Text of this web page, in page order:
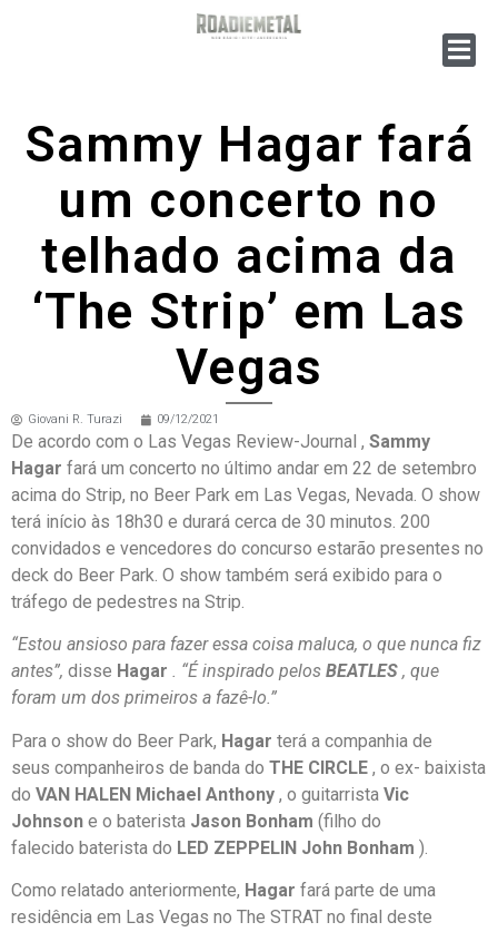
Sammy Hagar fará
um concerto no
telhado acima da
‘The Strip’ em Las
Vegas
Giovani R. Turazi 09/12/2021
De acordo com o Las Vegas Review-Journal , Sammy
Hagar fará um concerto no último andar em 22 de setembro
acima do Strip, no Beer Park em Las Vegas, Nevada. O show
terá início às 18h30 e durará cerca de 30 minutos. 200
convidados e vencedores do concurso estarão presentes no
deck do Beer Park. O show também será exibido para o
tráfego de pedestres na Strip.
“Estou ansioso para fazer essa coisa maluca, o que nunca fiz
antes”, disse Hagar . “É inspirado pelos BEATLES , que
foram um dos primeiros a fazê-lo.”
Para o show do Beer Park, Hagar terá a companhia de
seus companheiros de banda do THE CIRCLE , o ex- baixista
do VAN HALEN Michael Anthony , o guitarrista Vic
Johnson e o baterista Jason Bonham (filho do
falecido baterista do LED ZEPPELIN John Bonham ).
Como relatado anteriormente, Hagar fará parte de uma
residência em Las Vegas no The STRAT no final deste